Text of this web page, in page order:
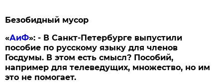
Безобидный мусор
«АиФ»:- В Санкт-Петербурге выпустили
пособие по русскому языку для членов
Госдумы. В этом есть смысл? Пособий,
например для телеведущих, множество, но им
это не помогает.